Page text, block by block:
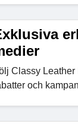
Classy
och